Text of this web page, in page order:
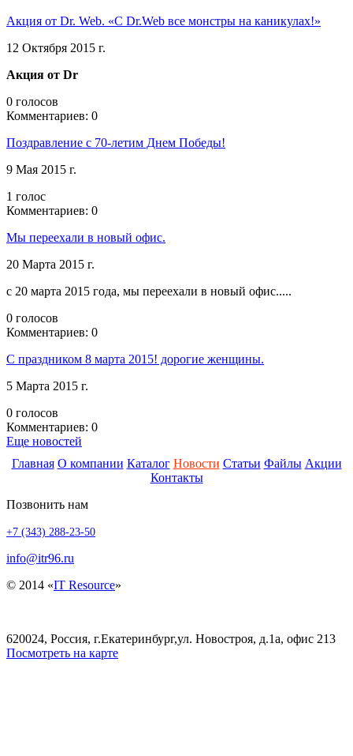
Акция от Dr. Web. «С Dr.Web все монстры на каникулах!»
12 Октября 2015 г.
Акция от Dr
0 голосов
Комментариев: 0
Поздравление с 70-летим Днем Победы!
9 Мая 2015 г.
1 голос
Комментариев: 0
Мы переехали в новый офис.
20 Марта 2015 г.
с 20 марта 2015 года, мы переехали в новый офис.....
0 голосов
Комментариев: 0
С праздником 8 марта 2015! дорогие женщины.
5 Марта 2015 г.
0 голосов
Комментариев: 0
Еще новостей
Главная О компании Каталог Новости Статьи Файлы Акции
Контакты
Позвонить нам
+7 (343) 288-23-50
info@itr96.ru
© 2014 «IT Resource»
620024, Россия, г.Екатеринбург,ул. Новостроя, д.1а, офис 213
Посмотреть на карте